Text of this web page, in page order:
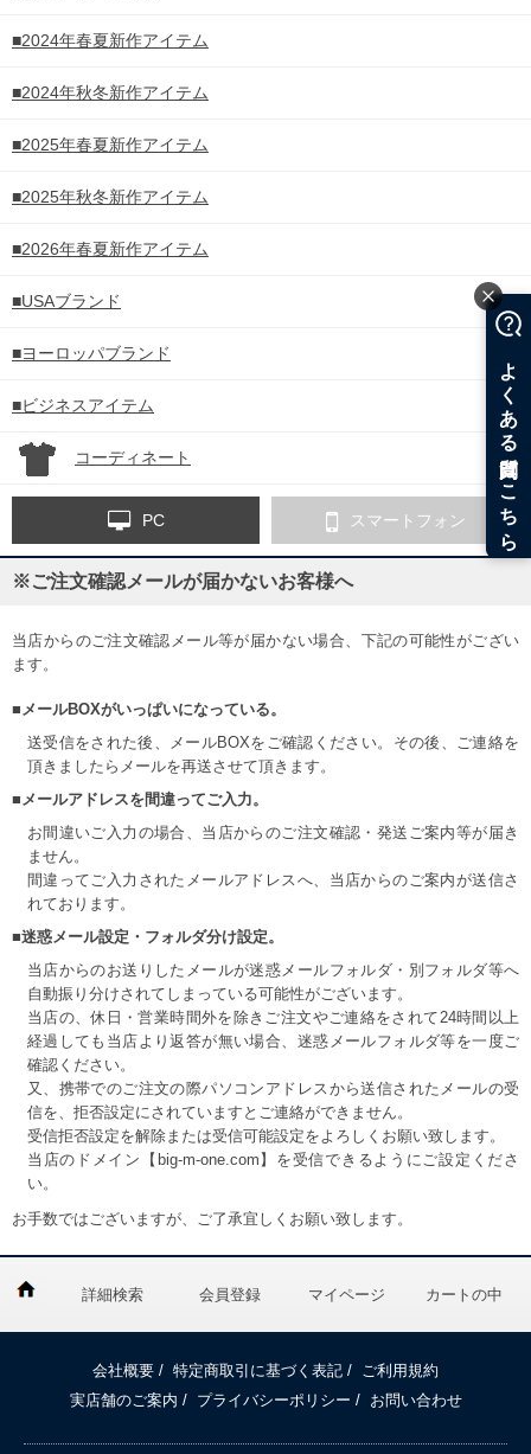
■2024年春夏新作アイテム
■2024年秋冬新作アイテム
■2025年春夏新作アイテム
■2025年秋冬新作アイテム
■2026年春夏新作アイテム
■USAブランド
■ヨーロッパブランド
■ビジネスアイテム
コーディネート
PC スマートフォン
※ご注文確認メールが届かないお客様へ
当店からのご注文確認メール等が届かない場合、下記の可能性がござい
ます。
■メールBOXがいっぱいになっている。
送受信をされた後、メールBOXをご確認ください。その後、ご連絡を
頂きましたらメールを再送させて頂きます。
■メールアドレスを間違ってご入力。
お間違いご入力の場合、当店からのご注文確認・発送ご案内等が届き
ません。
間違ってご入力されたメールアドレスへ、当店からのご案内が送信さ
れております。
■迷惑メール設定・フォルダ分け設定。
当店からのお送りしたメールが迷惑メールフォルダ・別フォルダ等へ
自動振り分けされてしまっている可能性がございます。
当店の、休日・営業時間外を除きご注文やご連絡をされて24時間以上
経過しても当店より返答が無い場合、迷惑メールフォルダ等を一度ご
確認ください。
又、携帯でのご注文の際パソコンアドレスから送信されたメールの受
信を、拒否設定にされていますとご連絡ができません。
受信拒否設定を解除または受信可能設定をよろしくお願い致します。
当店のドメイン【big-m-one.com】を受信できるようにご設定くださ
い。
お手数ではございますが、ご了承宜しくお願い致します。
詳細検索 会員登録 マイページ カートの中
会社概要 / 特定商取引に基づく表記 /
ご利用規約
実店舗のご案内 / プライバシーポリシー / お問い合わせ